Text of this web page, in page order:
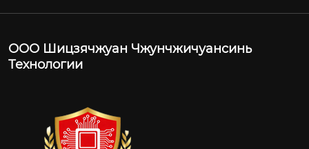
ООО Шицзячжуан Чжунчжичуансинь
Технологии